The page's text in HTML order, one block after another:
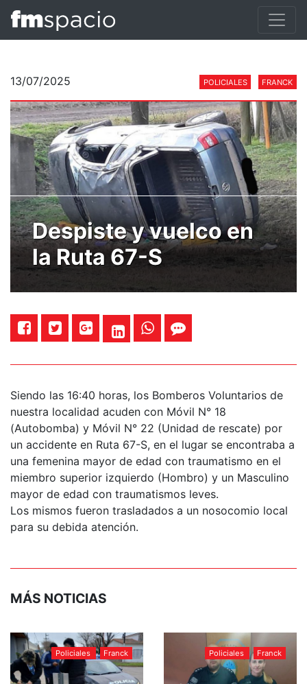
13/07/2025 POLICIALES FRANCK
Despiste y vuelco en
la Ruta 67-S
Siendo las 16:40 horas, los Bomberos Voluntarios de
nuestra localidad acuden con Móvil N° 18
(Autobomba) y Móvil N° 22 (Unidad de rescate) por
un accidente en Ruta 67-S, en el lugar se encontraba a
una femenina mayor de edad con traumatismo en el
miembro superior izquierdo (Hombro) y un Masculino
mayor de edad con traumatismos leves.
Los mismos fueron trasladados a un nosocomio local
para su debida atención.
MÁS NOTICIAS
Policiales Franck Policiales Franck